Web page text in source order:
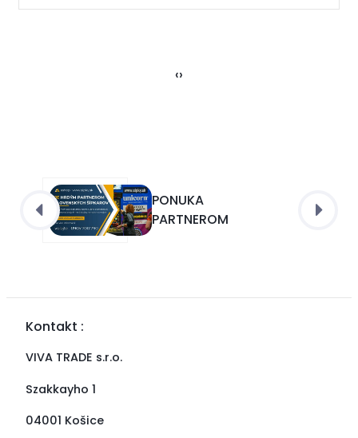
‹›
PONUKA
PARTNEROM
Kontakt :
VIVA TRADE s.r.o.
Szakkayho 1
04001 Košice